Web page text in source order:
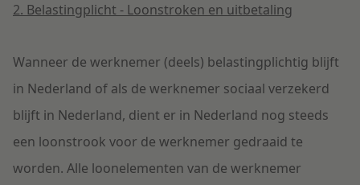
2. Belastingplicht - Loonstroken en uitbetaling
Wanneer de werknemer (deels) belastingplichtig blijft
in Nederland of als de werknemer sociaal verzekerd
blijft in Nederland, dient er in Nederland nog steeds
een loonstrook voor de werknemer gedraaid te
worden. Alle loonelementen van de werknemer